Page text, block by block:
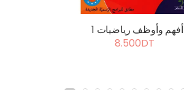
أفهم وأوظف رياضيات 1
8.500DT